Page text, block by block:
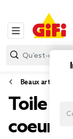
Beaux arts
Toile à
coeur